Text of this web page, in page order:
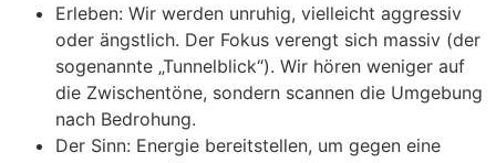
Erleben: Wir werden unruhig, vielleicht aggressiv
oder ängstlich. Der Fokus verengt sich massiv (der
sogenannte „Tunnelblick“). Wir hören weniger auf
die Zwischentöne, sondern scannen die Umgebung
nach Bedrohung.
Der Sinn: Energie bereitstellen, um gegen eine